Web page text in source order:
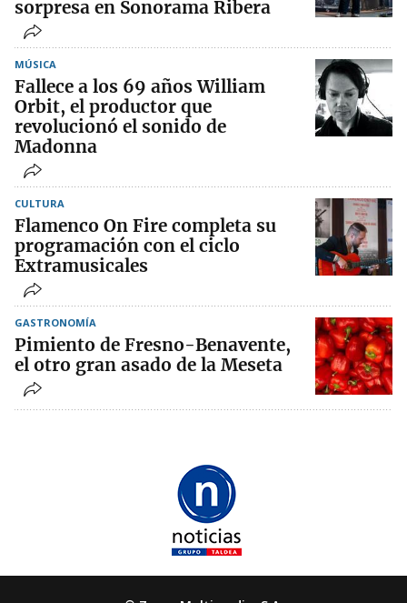
sorpresa en Sonorama Ribera
MÚSICA
Fallece a los 69 años William
Orbit, el productor que
revolucionó el sonido de
Madonna
CULTURA
Flamenco On Fire completa su
programación con el ciclo
Extramusicales
GASTRONOMÍA
Pimiento de Fresno-Benavente,
el otro gran asado de la Meseta